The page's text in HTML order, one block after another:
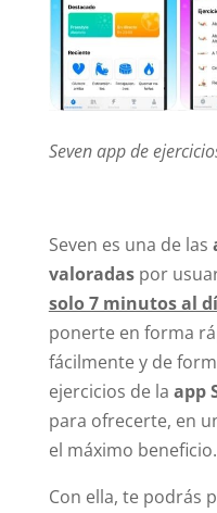
Seven app de
Seven es una de las
valoradaspor
solo 7 minutos al
ponerte en forma
fácilmente y de
ejercicios de la app
para ofrecerte, en
el máximo beneficio.
Con ella, te podrás